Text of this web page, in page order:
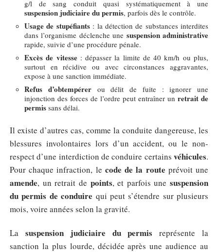
g/l de sang conduit quasi systématiquement à une
suspension judiciaire du permis, parfois dès le contrôle.
Usage de stupéfiants: la détection de substances interdites
dans l’organisme déclenche une suspension administrative
rapide, suivie d’une procédure pénale.
Excès de vitesse: dépasser la limite de 40 km/h ou plus,
surtout en récidive ou avec circonstances aggravantes,
expose à une sanction immédiate.
Refus d’obtempérerou délit de fuite : ignorer une
injonction des forces de l’ordre peut entraîner un retrait de
permis sans délai.
Il existe d’autres cas, comme la conduite dangereuse, les
blessures involontaires lors d’un accident, ou le non-
respect d’une interdiction de conduire certains véhicules.
Pour chaque infraction, le code de la route prévoit une
amende, un retrait de points, et parfois une suspension
du permis de conduire qui peut s’étendre sur plusieurs
mois, voire années selon la gravité.
La suspension judiciaire du permis représente la
sanction la plus lourde, décidée après une audience au